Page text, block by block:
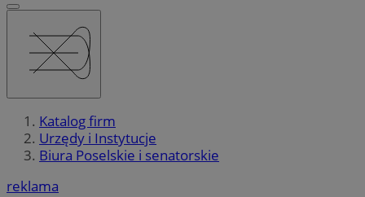
Katalog firm
Urzędy i Instytucje
Biura Poselskie i senatorskie
reklama